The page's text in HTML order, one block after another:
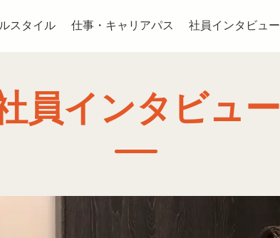
スタイル 仕事・キャリアパス 社員インタビュー
員インタビュー